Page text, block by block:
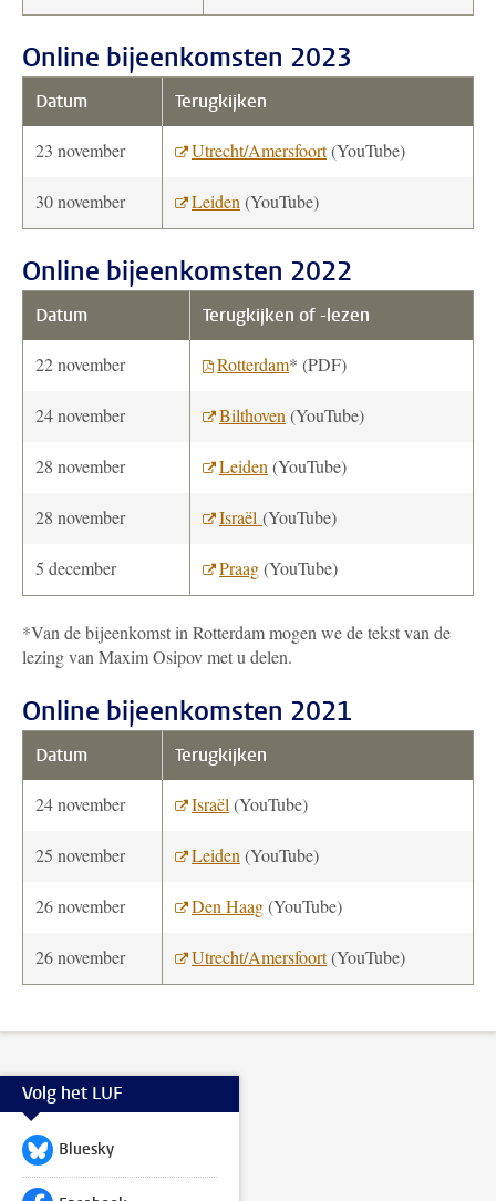
Online bijeenkomsten 2023
Datum Terugkijken
23 november Utrecht/Amersfoort(YouTube)
30 november Leiden (YouTube)
Online bijeenkomsten 2022
Datum Terugkijken of -lezen
22 november Rotterdam* (PDF)
24 november Bilthoven (YouTube)
28 november Leiden (YouTube)
28 november Israël (YouTube)
5 december Praag(YouTube)
*Van de bijeenkomst in Rotterdam mogen we de tekst van de
lezing van Maxim Osipov met u delen.
Online bijeenkomsten 2021
Datum Terugkijken
24 november Israël (YouTube)
25 november Leiden (YouTube)
26 november Den Haag(YouTube)
26 november Utrecht/Amersfoort(YouTube)
Volg het LUF
Volg ons op
Bluesky